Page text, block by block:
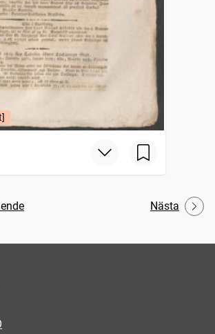
Nästa